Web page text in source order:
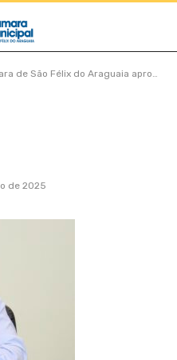
do Araguaia aprova projetos estratégicos em dois turnos durante Sessão Ordinária e Extraordinária
de 2025